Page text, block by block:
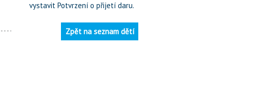
vystavit Potvrzení o přijetí daru.
Zpět na seznam dětí